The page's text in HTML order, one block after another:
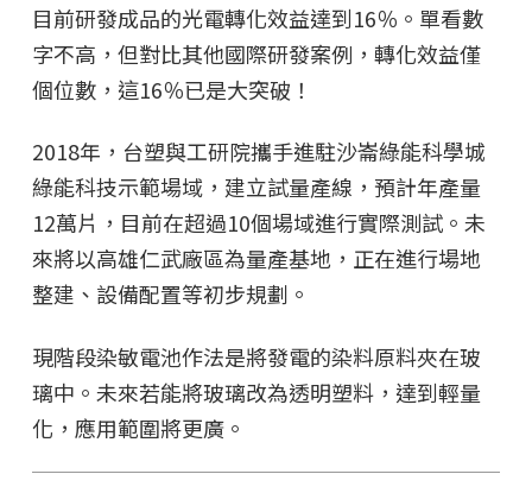
目前研發成品的光電轉化效益達到16％。單看數
字不高，但對比其他國際研發案例，轉化效益僅
個位數，這16％已是大突破！
2018年，台塑與工研院攜手進駐沙崙綠能科學城
綠能科技示範場域，建立試量產線，預計年產量
12萬片，目前在超過10個場域進行實際測試。未
來將以高雄仁武廠區為量產基地，正在進行場地
整建、設備配置等初步規劃。
現階段染敏電池作法是將發電的染料原料夾在玻
璃中。未來若能將玻璃改為透明塑料，達到輕量
化，應用範圍將更廣。